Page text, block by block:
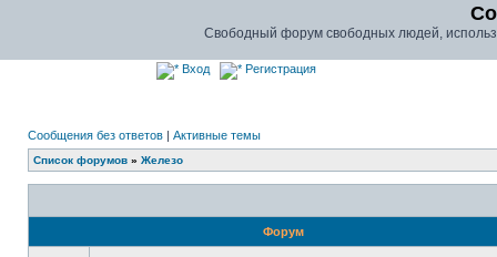
Свободный форум свободных людей,
Вход Регистрация
Сообщения без ответов | Активные темы
Список форумов » Железо
Форум